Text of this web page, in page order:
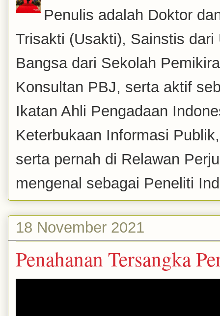
Penulis adalah Doktor
Trisakti (Usakti), Sainstis
Bangsa dari Sekolah
Konsultan PBJ, serta aktif
Ikatan Ahli Pengadaan
Keterbukaan Informasi
serta pernah di Relawan
mengenal sebagai Peneliti
18 November 2021
Penahanan Tersangka